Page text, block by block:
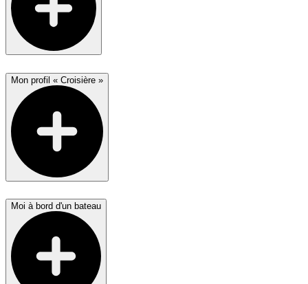
Mon profil « Croisière »
Moi à bord d'un bateau